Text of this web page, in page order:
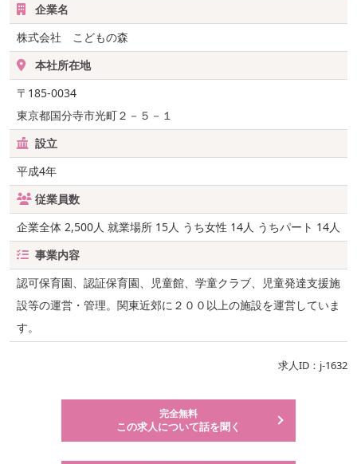
企業名
株式会社 こどもの森
本社所在地
〒185-0034
東京都国分寺市光町２－５－１
設立
平成4年
従業員数
企業全体 2,500人 就業場所 15人 うち女性 14人 うちパート 14人
事業内容
認可保育園、認証保育園、児童館、学童クラブ、児童発達支援施
設等の運営・管理。関東近郊に２００以上の施設を運営していま
す。
求人ID：j-1632
完全無料
この求人について話を聞く